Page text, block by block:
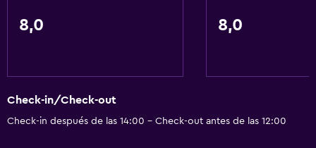
Lavandería
Actividades
Salón de belleza
8,0 8,0
Check-in/Check-out
Check-in después de las 14:00 - Check-out antes de las 12:00